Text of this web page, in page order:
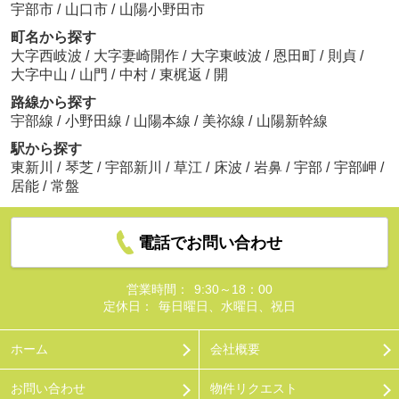
宇部市 / 山口市 / 山陽小野田市
町名から探す
大字西岐波 / 大字妻崎開作 / 大字東岐波 / 恩田町 / 則貞 /
大字中山 / 山門 / 中村 / 東梶返 / 開
路線から探す
宇部線 / 小野田線 / 山陽本線 / 美祢線 / 山陽新幹線
駅から探す
東新川 / 琴芝 / 宇部新川 / 草江 / 床波 / 岩鼻 / 宇部 / 宇部岬 /
居能 / 常盤
電話でお問い合わせ
営業時間：
9:30～18：00
定休日：
毎日曜日、水曜日、祝日
ホーム 会社概要
お問い合わせ 物件リクエスト